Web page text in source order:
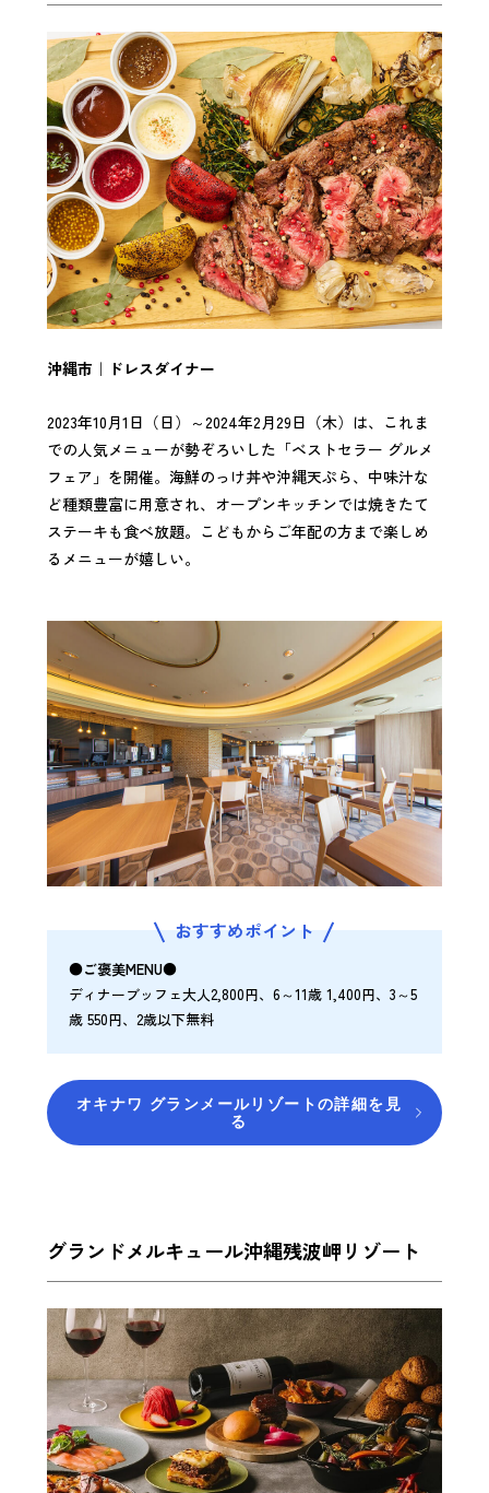
沖縄市｜ドレスダイナー
2023年10月1日（日）～2024年2月29日（木）は、これま
での人気メニューが勢ぞろいした「ベストセラー グルメ
フェア」を開催。海鮮のっけ丼や沖縄天ぷら、中味汁な
ど種類豊富に用意され、オープンキッチンでは焼きたて
ステーキも食べ放題。こどもからご年配の方まで楽しめ
るメニューが嬉しい。
おすすめポイント
●ご褒美MENU●
ディナーブッフェ大人2,800円、6～11歳 1,400円、3～5
歳 550円、2歳以下無料
オキナワ グランメールリゾートの詳細を見
る
グランドメルキュール沖縄残波岬リゾート